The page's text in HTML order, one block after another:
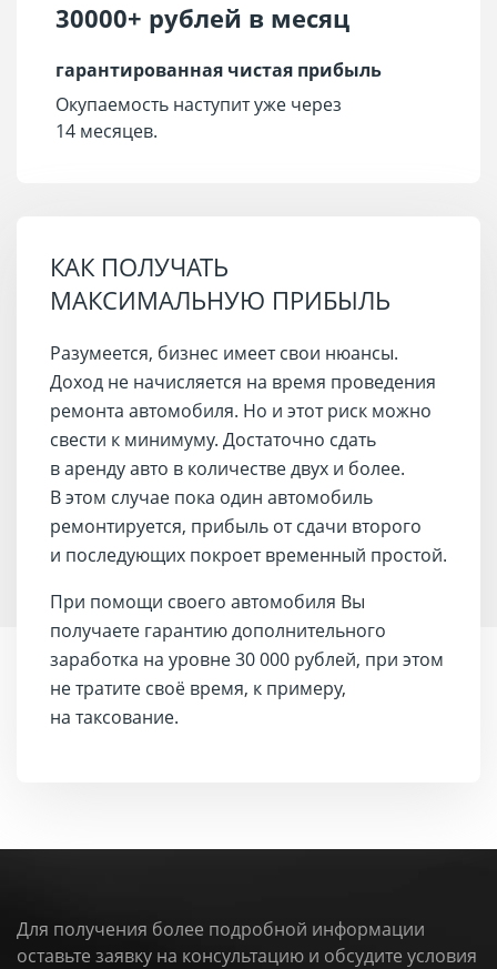
30000+ рублей в месяц
гарантированная чистая прибыль
Окупаемость наступит уже через
14 месяцев.
КАК ПОЛУЧАТЬ
МАКСИМАЛЬНУЮ ПРИБЫЛЬ
Разумеется, бизнес имеет свои нюансы.
Доход не начисляется на время проведения
ремонта автомобиля. Но и этот риск можно
свести к минимуму. Достаточно сдать
в аренду авто в количестве двух и более.
В этом случае пока один автомобиль
ремонтируется, прибыль от сдачи второго
и последующих покроет временный простой.
При помощи своего автомобиля Вы
получаете гарантию дополнительного
заработка на уровне 30 000 рублей, при этом
не тратите своё время, к примеру,
на таксование.
Для получения более подробной информации
оставьте заявку на консультацию и обсудите условия